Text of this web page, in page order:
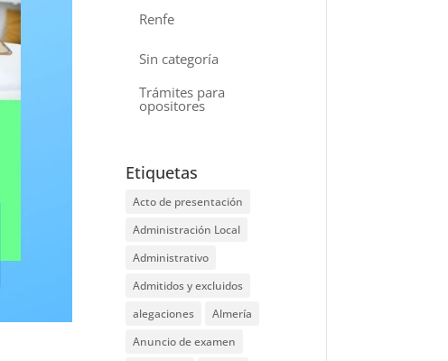
Renfe
Sin categoría
Trámites para
opositores
Etiquetas
Acto de presentación
Administración Local
Administrativo
Admitidos y excluidos
alegaciones
Almería
Anuncio de examen